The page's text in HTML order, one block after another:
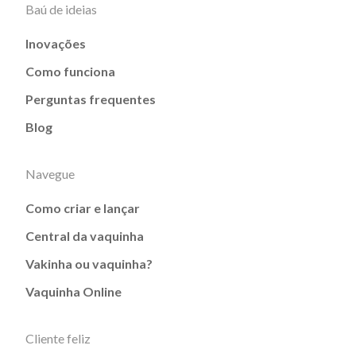
Baú de ideias
Inovações
Como funciona
Perguntas frequentes
Blog
Navegue
Como criar e lançar
Central da vaquinha
Vakinha ou vaquinha?
Vaquinha Online
Cliente feliz